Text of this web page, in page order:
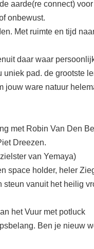
aarde(re connect)
onbewust.
Met ruimte en tijd
daar waar
pad. de grootste
ware natuur
met Robin Van Den
Dreezen.
van Yemaya)
space holder, heler
steun vanuit het heilig
het Vuur met potluck
Ben je nieuw